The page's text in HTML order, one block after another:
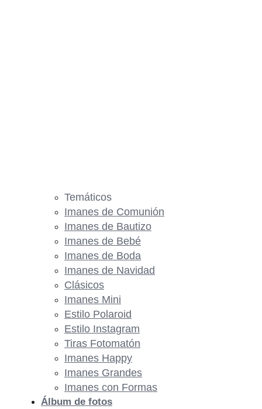
Temáticos
Imanes de Comunión
Imanes de Bautizo
Imanes de Bebé
Imanes de Boda
Imanes de Navidad
Clásicos
Imanes Mini
Estilo Polaroid
Estilo Instagram
Tiras Fotomatón
Imanes Happy
Imanes Grandes
Imanes con Formas
Álbum de fotos